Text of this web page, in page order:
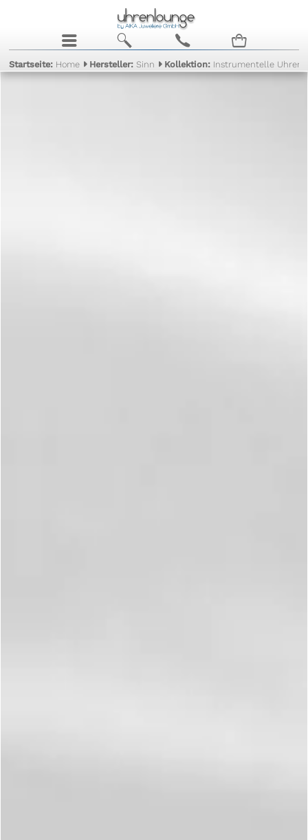
j b c n
Startseite: Home Hersteller:Sinn Kollektion: Instrumentelle Uhren